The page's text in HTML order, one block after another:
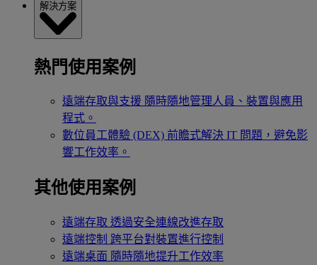
解決方案
熱門使用案例
遠端存取與支援 隨時隨地管理人員、裝置與應用
程式。
數位員工體驗 (DEX) 前瞻式解決 IT 問題，避免影
響工作效率。
其他使用案例
遠端存取 透過安全連線改進存取
遠端控制 跨平台對裝置進行控制
遠端桌面 隨時隨地提升工作效率